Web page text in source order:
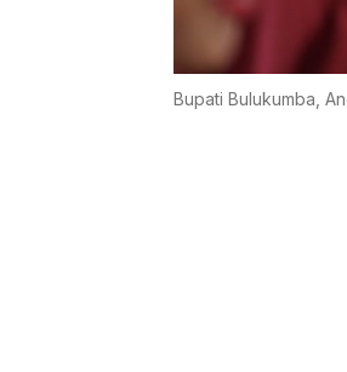
Bupati Bulukumba,